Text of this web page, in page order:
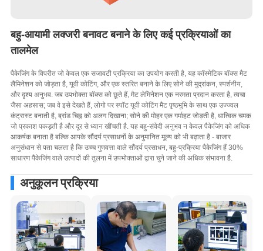
बहु-आयामी लक्जरी बनावट बनाने के लिए कई प्रक्रियाओं का
तालमेल
पैकेजिंग के विपरीत जो केवल एक सजावटी प्रक्रिया का उपयोग करती है, यह कॉस्मेटिक बॉक्स मैट
लैमिनेशन को जोड़ता है, यूवी कोटिंग, और एक स्तरित बनाने के लिए सोने की मुद्रांकन, स्पर्शनीय,
और दृश्य अनुभव. जब उपभोक्ता बॉक्स को छूते हैं, मैट लेमिनेशन एक नरमता प्रदान करता है, त्वचा
जैसा अहसास; जब वे इसे देखते हैं, लोगो पर स्पॉट यूवी कोटिंग मैट पृष्ठभूमि के साथ एक उज्ज्वल
कंट्रास्ट बनाती है, ब्रांड चिह्न को अलग दिखाना; सोने की मोहर एक गर्माहट जोड़ती है, धात्विक चमक
जो प्रकाश पकड़ती है और दूर से ध्यान खींचती है. यह बहु-संवेदी अनुभव न केवल पैकेजिंग को अधिक
आकर्षक बनाता है बल्कि आपके सौंदर्य प्रसाधनों के अनुमानित मूल्य को भी बढ़ाता है - बाजार
अनुसंधान से पता चलता है कि उच्च गुणवत्ता वाले सौंदर्य प्रसाधन, बहु-प्रक्रिया पैकेजिंग हैं 30%
साधारण पैकेजिंग वाले उत्पादों की तुलना में उपभोक्ताओं द्वारा चुने जाने की अधिक संभावना है.
अनुकूलन प्रक्रिया